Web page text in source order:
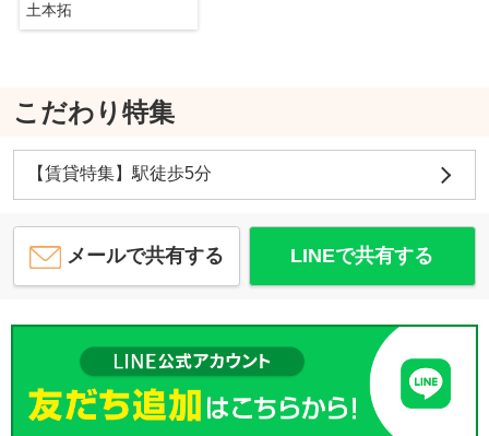
土本拓
こだわり特集
【賃貸特集】駅徒歩5分
メールで共有する LINEで共有する